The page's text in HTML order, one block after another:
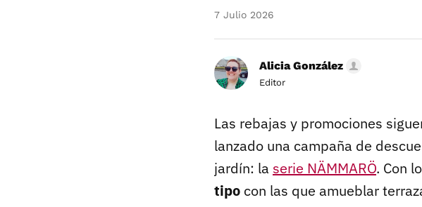
7 Julio 2026
Alicia González
Editor
Las rebajas y promociones
lanzado una campaña de
jardín: la serie NÄMMARÖ. Con
tipo con las que amueblar